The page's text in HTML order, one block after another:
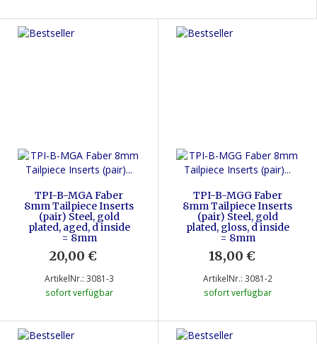
TPI-B-MGA Faber
8mm Tailpiece Inserts
(pair) Steel, gold
plated, aged, d inside
= 8mm
20,00 €
ArtikelNr.: 3081-3
sofort verfügbar
TPI-B-MGG Faber
8mm Tailpiece Inserts
(pair) Steel, gold
plated, gloss, d inside
= 8mm
18,00 €
ArtikelNr.: 3081-2
sofort verfügbar